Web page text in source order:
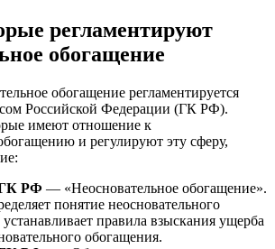
регламентируют
обогащение
обогащение регламентируется
Российской Федерации (ГК РФ).
имеют отношение к
и регулируют эту сферу,
ГК РФ — «Неосновательное обогащение».
понятие неосновательного
правила взыскания ущерба
обогащения.